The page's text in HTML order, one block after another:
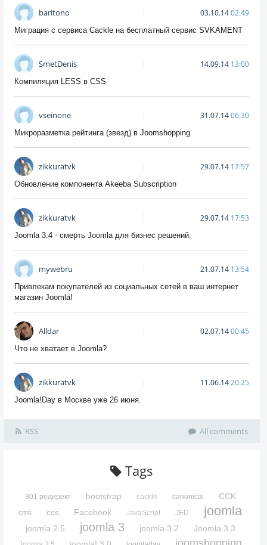
baritono 03.10.1402:49
Миграция с сервиса Cackle на бесплатный сервис SVKAMENT
SmetDenis 14.09.14 13:00
Компиляция LESS в CSS
vseinone 31.07.1406:30
Микроразметка рейтинга (звезд) в Joomshopping
zikkuratvk 29.07.14 17:57
Обновление компонента Akeeba Subscription
zikkuratvk 29.07.14 17:53
Joomla 3.4 - смерть Joomla для бизнес решений.
mywebru 21.07.14 13:54
Привлекам покупателей из социальных сетей в ваш интернет
магазин Joomla!
Alldar 02.07.1400:45
Что не хватает в Joomla?
zikkuratvk 11.06.1420:25
Joomla!Day в Москве уже 26 июня.
RSS All comments
Tags
301 редирект bootstrap cackle canonical CCK
cms css Facebook JavaScript JED joomla
joomla 2.5 joomla 3 joomla 3.2 Joomla 3.3